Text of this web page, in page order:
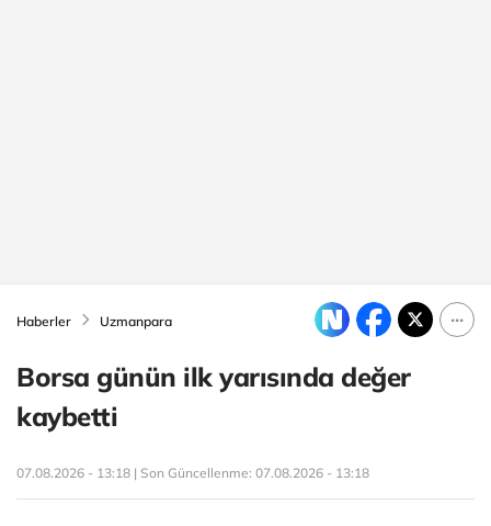
Haberler Uzmanpara
Borsa günün ilk yarısında değer
kaybetti
07.08.2026 - 13:18 | Son Güncellenme: 07.08.2026 - 13:18